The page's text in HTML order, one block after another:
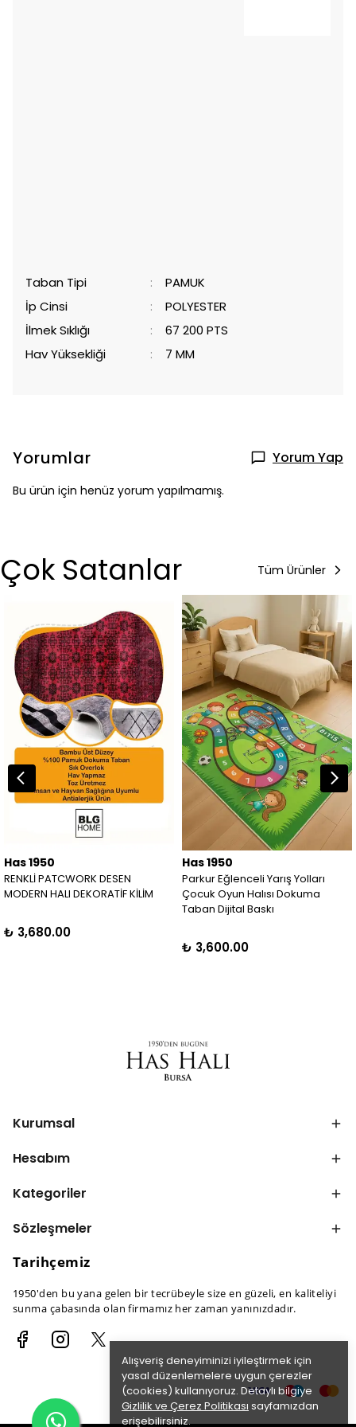
Alışveriş deneyiminizi iyileştirmek için
yasal düzenlemelere uygun çerezler
(cookies) kullanıyoruz. Detaylı bilgiye
Gizlilik ve Çerez Politikası sayfamızdan
erişebilirsiniz.
Taban Tipi :
PAMUK
İp Cinsi
:
POLYESTER
İlmek Sıklığı
:
67 200 PTS
Hav Yüksekliği
: 7 MM
Yorumlar Yorum Yap
Bu ürün için henüz yorum yapılmamış.
Çok Satanlar Tüm Ürünler
Has 1950
RENKLİ PATCWORK DESEN
MODERN HALI DEKORATİF KİLİM
₺ 3,680.00
Has 1950
Parkur Eğlenceli Yarış Yolları
Çocuk Oyun Halısı Dokuma
Taban Dijital Baskı
₺ 3,600.00
Kurumsal
Hesabım
Kategoriler
Sözleşmeler
Tarihçemiz
1950'den bu yana gelen bir tecrübeyle size en güzeli, en kaliteliyi
sunma çabasında olan firmamız her zaman yanınızdadır.